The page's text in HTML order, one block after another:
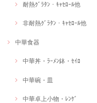
耐熱ｸﾞﾗﾀﾝ・ｷｬｾﾛｰﾙ他
非耐熱ｸﾞﾗﾀﾝ・ｷｬｾﾛｰﾙ他
中華食器
中華丼・ﾗｰﾒﾝ鉢・ｾｲﾛ
中華碗・皿
中華卓上小物・ﾚﾝｹﾞ